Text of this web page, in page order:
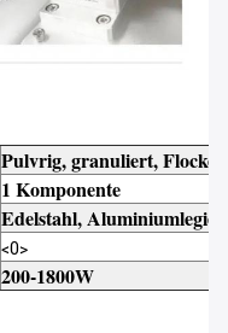
Pulvrig, granuliert, Flocke
1 Komponente
Edelstahl,
<0>
200-1800W